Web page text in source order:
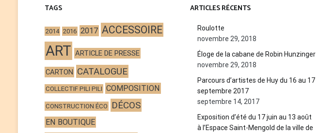
TAGS
2014 2016 2017 ACCESSOIRE
ART ARTICLE DE PRESSE
CARTON CATALOGUE
COLLECTIF PILI PILI COMPOSITION
CONSTRUCTION ÉCO DÉCOS
EN BOUTIQUE
ARTICLES RÉCENTS
Roulotte
novembre 29, 2018
Éloge de la cabane de Robin Hunzinger
novembre 29, 2018
Parcours d’artistes de Huy du 16 au 17
septembre 2017
septembre 14, 2017
Exposition d’été du 17 juin au 13 août
à l’Espace Saint-Mengold de la ville de